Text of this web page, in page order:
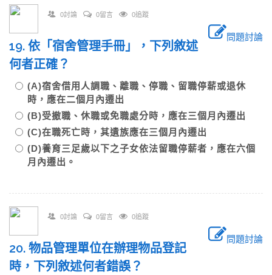
0討論 0留言 0追蹤
問題討論
19. 依「宿舍管理手冊」，下列敘述
何者正確？
(A)宿舍借用人調職、離職、停職、留職停薪或退休
時，應在二個月內遷出
(B)受撤職、休職或免職處分時，應在三個月內遷出
(C)在職死亡時，其遺族應在三個月內遷出
(D)養育三足歲以下之子女依法留職停薪者，應在六個
月內遷出。
0討論 0留言 0追蹤
問題討論
20. 物品管理單位在辦理物品登記
時，下列敘述何者錯誤？